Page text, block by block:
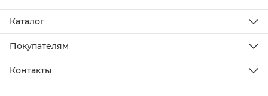
Каталог
Новинки
Распродажа
Подарочная карта
Покупателям
Доставка
Оплата
Контакты